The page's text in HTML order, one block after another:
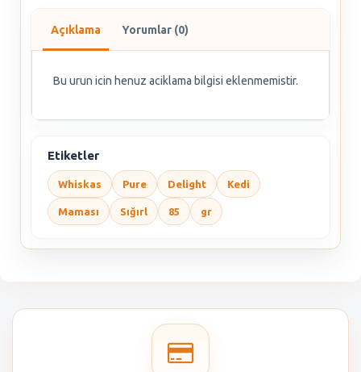
Açıklama Yorumlar (0)
Bu urun icin henuz aciklama bilgisi eklenmemistir.
Etiketler
Whiskas Pure Delight Kedi
Maması Sığırl 85 gr